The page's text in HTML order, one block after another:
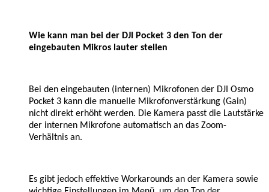
Wie kann man bei der DJI Pocket 3 den Ton der
eingebauten Mikros lauter stellen
Bei den eingebauten (internen) Mikrofonen der DJI Osmo
Pocket 3 kann die manuelle Mikrofonverstärkung (Gain)
nicht direkt erhöht werden. Die Kamera passt die Lautstärke
der internen Mikrofone automatisch an das Zoom-
Verhältnis an.
Es gibt jedoch effektive Workarounds an der Kamera sowie